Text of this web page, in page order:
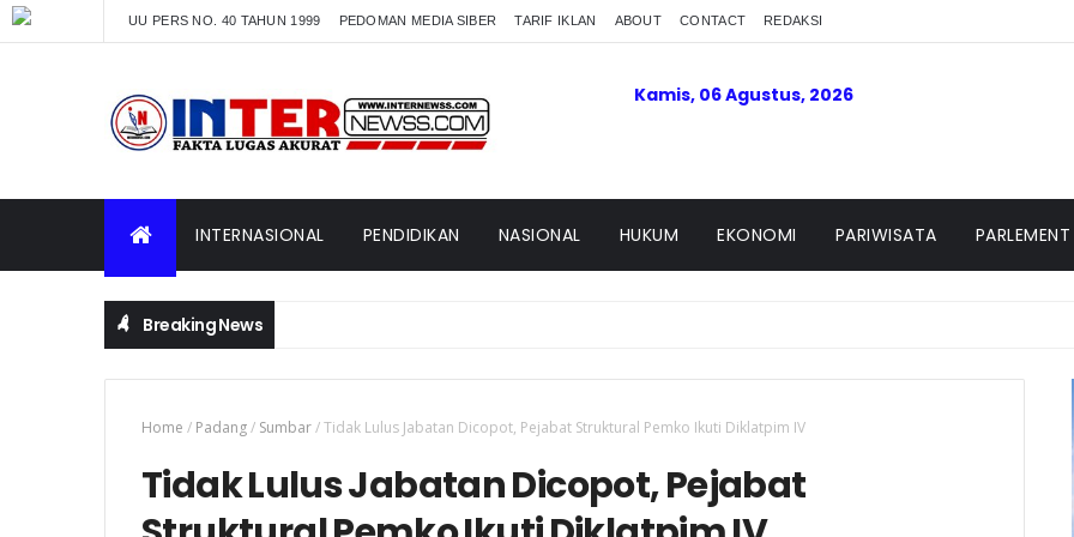
UU PERS NO. 40 TAHUN 1999 PEDOMAN MEDIA SIBER TARIF IKLAN ABOUT CONTACT REDAKSI
Kamis, 06 Agustus, 2026
INTERNASIONAL PENDIDIKAN NASIONAL HUKUM EKONOMI PARIWISATA PARLEMENT
Breaking News
Home / Padang/ Sumbar/Tidak Lulus Jabatan Dicopot, Pejabat Struktural Pemko Ikuti Diklatpim IV
Tidak Lulus Jabatan Dicopot, Pejabat